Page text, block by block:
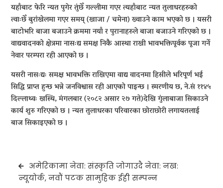
यहाँबाट फेरि न्यत पुगेर तुंछेँ गल्लीमा गएर त्यहाँबाट न्यत तुलाधरहरुको
त्वाःछेँ बुरांखेलमा गएर समय् (खाजा / चमेना) ख्वाउने काम भएको छ । यसरी
बाटोभरि बाजा बजाउने क्रममा नयाँ र पुरानाहरुले बाजा बजाउने गरिएको छ ।
वाद्यवादनको क्षेत्रमा नासःद्य समक्ष निकै आस्था राखी भावभक्तिपूर्वक पूजा गर्ने
नेवार परम्परा रही आएको छ ।
यसरी नासःद्यः समक्ष भावभक्ति राखिएमा वाद्य वादनमा हिसीले भरिपूर्ण भई
सिद्धि प्राप्त हुन्छ भन्ने जनविश्वास रही आएको पाइन्छ । स्मरणीय छ, ने.सं११४५
दिल्लाथ्वः खस्थि, मंगलबार (२०८२ असार २७ गते)देखि गुंलाबाजा सिकाउने
कार्य शुरु गरिएको छ । न्यत तुलाधरका परिवारका छोराछोरी लगायतलाई
बाज सिकाइएको छ ।
Post
navigation
अमेरिकामा नेवा: संस्कृति जोगाउदै नेवा: नख:
न्यूयोर्क, नवौं पटक सामुहिक ईही सम्पन्न